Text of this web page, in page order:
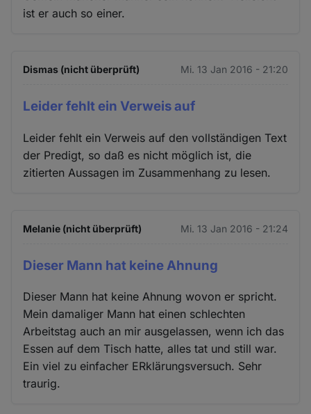
ist er auch so einer.
Dismas (nicht überprüft) Mi. 13 Jan 2016 - 21:20
Leider fehlt ein Verweis auf
Leider fehlt ein Verweis auf den vollständigen Text
der Predigt, so daß es nicht möglich ist, die
zitierten Aussagen im Zusammenhang zu lesen.
Melanie (nicht überprüft) Mi. 13 Jan 2016 - 21:24
Dieser Mann hat keine Ahnung
Dieser Mann hat keine Ahnung wovon er spricht.
Mein damaliger Mann hat einen schlechten
Arbeitstag auch an mir ausgelassen, wenn ich das
Essen auf dem Tisch hatte, alles tat und still war.
Ein viel zu einfacher ERklärungsversuch. Sehr
traurig.